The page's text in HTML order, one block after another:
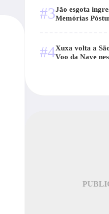
#3Jão esgota
Memórias
#4Xuxa volta a
Voo da Nave